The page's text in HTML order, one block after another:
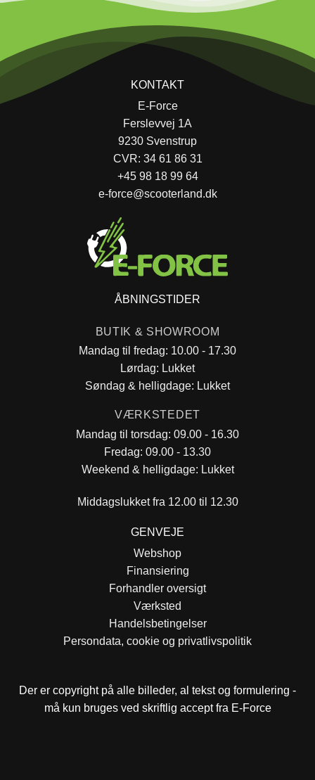
KONTAKT
E-Force
Ferslevvej 1A
9230 Svenstrup
CVR: 34 61 86 31
+45 98 18 99 64
e-force@scooterland.dk
ÅBNINGSTIDER
BUTIK & SHOWROOM
Mandag til fredag: 10.00 - 17.30
Lørdag: Lukket
Søndag & helligdage: Lukket
VÆRKSTEDET
Mandag til torsdag: 09.00 - 16.30
Fredag: 09.00 - 13.30
Weekend & helligdage: Lukket
Middagslukket fra 12.00 til 12.30
GENVEJE
Webshop
Finansiering
Forhandler oversigt
Værksted
Handelsbetingelser
Persondata, cookie og privatlivspolitik
Der er copyright på alle billeder, al tekst og formulering -
må kun bruges ved skriftlig accept fra E-Force